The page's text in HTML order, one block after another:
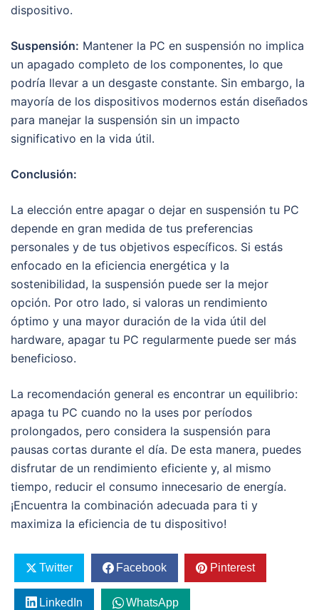
dispositivo.
Suspensión: Mantener la PC en suspensión no implica
un apagado completo de los componentes, lo que
podría llevar a un desgaste constante. Sin embargo, la
mayoría de los dispositivos modernos están diseñados
para manejar la suspensión sin un impacto
significativo en la vida útil.
Conclusión:
La elección entre apagar o dejar en suspensión tu PC
depende en gran medida de tus preferencias
personales y de tus objetivos específicos. Si estás
enfocado en la eficiencia energética y la
sostenibilidad, la suspensión puede ser la mejor
opción. Por otro lado, si valoras un rendimiento
óptimo y una mayor duración de la vida útil del
hardware, apagar tu PC regularmente puede ser más
beneficioso.
La recomendación general es encontrar un equilibrio:
apaga tu PC cuando no la uses por períodos
prolongados, pero considera la suspensión para
pausas cortas durante el día. De esta manera, puedes
disfrutar de un rendimiento eficiente y, al mismo
tiempo, reducir el consumo innecesario de energía.
¡Encuentra la combinación adecuada para ti y
maximiza la eficiencia de tu dispositivo!
Twitter Facebook Pinterest
LinkedIn WhatsApp